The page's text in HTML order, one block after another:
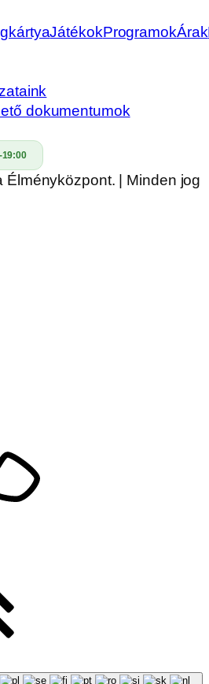
JátékokProgramokÁrak
dokumentumok
19:00
| Minden jog